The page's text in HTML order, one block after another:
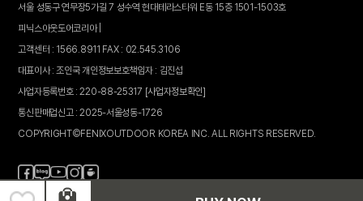
서울 성동구 연무장5가길 7 성수역 현대테라스타워 E동 15층 1501-1503호
피닉스아웃도어코리아 |
고객센터 : 1566.8911 FAX : 02.545.3106
대표이사 : 조인국 개인정보보호책임자 : 김진섭
사업자등록번호 : 220-88-25317 [사업자정보확인]
통신판매업신고 : 2025-서울성동-1726
COPYRIGHT©FENIXOUTDOOR KOREA INC. ALL RIGHTS RESERVED.
페
이
스
블
로
그
유
튜
브
인
스
카
페